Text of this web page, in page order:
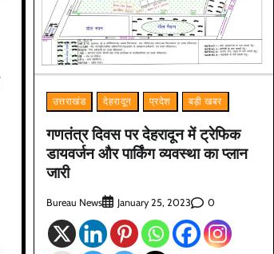
उत्तराखंड देहरादून प्रदेश बड़ी खबर
गणतंत्र दिवस पर देहरादून में ट्रेफिक
डायवर्जन और पार्किंग व्यवस्था का प्लान
जारी
Bureau News January 25, 2023 0